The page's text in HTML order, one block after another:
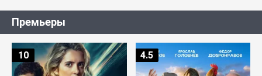
Премьеры
10 4.5